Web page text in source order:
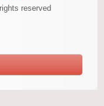
reserved